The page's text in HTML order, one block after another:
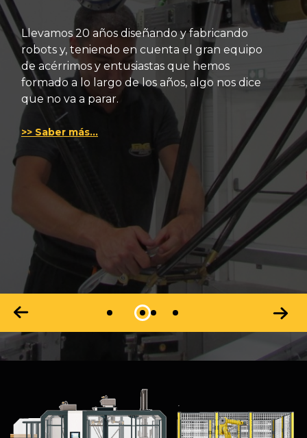
Llevamos 20 años diseñando y fabricando
robots y, teniendo en cuenta el gran equipo
de acérrimos y entusiastas que hemos
formado a lo largo de los años, algo nos dice
que no va a parar.
>> Saber más…